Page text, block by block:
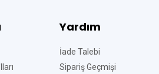
Yardım
İade Talebi
Sipariş Geçmişi